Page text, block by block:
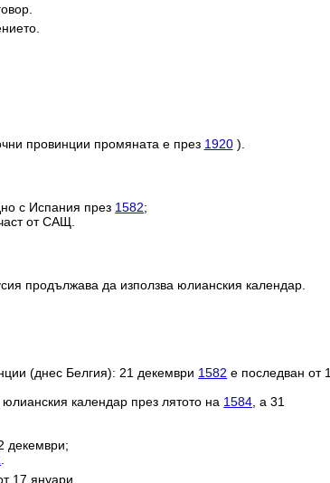
провинции промяната е през 1920).
с Испания през 1582;
от САЩ.
продължава да използва юлианския календар.
(днес Белгия): 21 декември 1582 е последван от 1
календар през лятото на 1584 , а 31
декември;
17 януари.